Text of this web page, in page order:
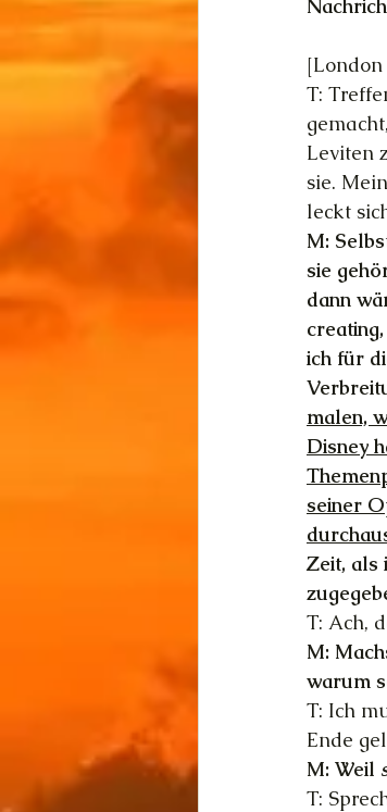
[London
T:
Leviten
sie.
leckt
M:
sie
dann
ich für
malen,
Disney
seiner
Zeit, als
T: Ach,
M:
warum
T: Ich
Ende
M: Weil
T: